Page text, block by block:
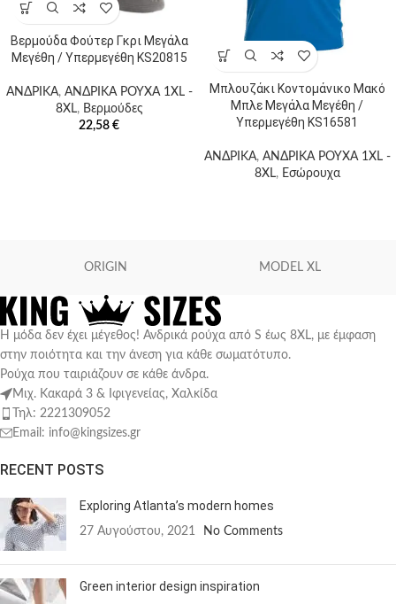
Βερμούδα Φούτερ Γκρι Μεγάλα
Μεγέθη / Υπερμεγέθη KS20815
ΑΝΔΡΙΚΑ, ΑΝΔΡΙΚΑ ΡΟΥΧΑ 1XL -
8XL, Βερμούδες
22,58 €
Μπλουζάκι Κοντομάνικο Μακό
Μπλε Μεγάλα Μεγέθη /
Υπερμεγέθη KS16581
ΑΝΔΡΙΚΑ, ΑΝΔΡΙΚΑ ΡΟΥΧΑ 1XL -
8XL, Εσώρουχα
ORIGIN MODEL XL
Η μόδα δεν έχει μέγεθος! Ανδρικά ρούχα από S έως 8XL, με έμφαση
στην ποιότητα και την άνεση για κάθε σωματότυπο.
Ρούχα που ταιριάζουν σε κάθε άνδρα.
Μιχ. Κακαρά 3 & Ιφιγενείας, Χαλκίδα
Τηλ: 2221309052
Email: info@kingsizes.gr
RECENT POSTS
Exploring Atlanta’s modern homes
27 Αυγούστου, 2021 No Comments
Green interior design inspiration